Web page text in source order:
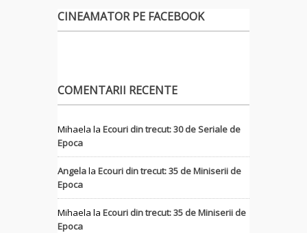
CINEAMATOR PE FACEBOOK
COMENTARII RECENTE
Mihaela la Ecouri din trecut: 30 de Seriale de
Epoca
Angelala Ecouri din trecut: 35 de Miniserii de
Epoca
Mihaela la Ecouri din trecut: 35 de Miniserii de
Epoca